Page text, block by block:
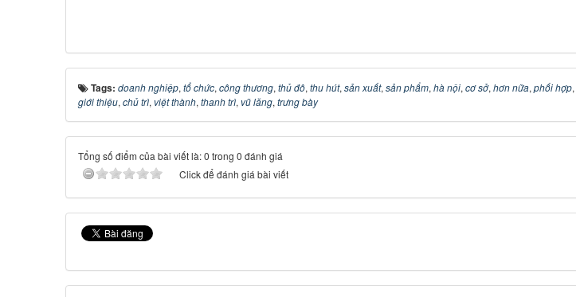
Tags: doanh nghiệp, tổ chức, công thương, thủ đô, thu hút, sản xuất, sản phẩm, hà nội, cơ sở, hơn nữa, phối hợp,
giới thiệu, chủ trì, việt thành, thanh trì, vũ lăng, trưng bày
Tổng số điểm của bài viết là: 0 trong 0 đánh giá
Click để đánh giá bài viết